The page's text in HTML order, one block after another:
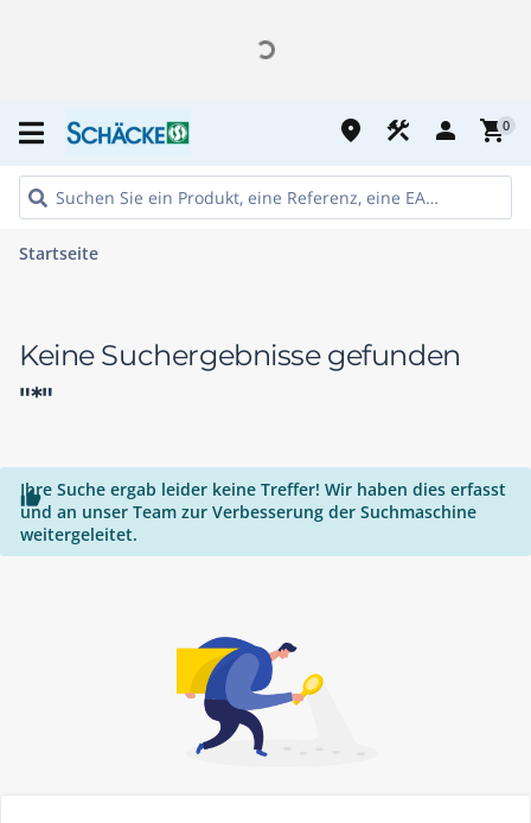
place construction person shopping_cart0
Startseite
Keine Suchergebnisse gefunden
"*"

Ihre Suche ergab leider keine Treffer! Wir haben dies erfasst
und an unser Team zur Verbesserung der Suchmaschine
weitergeleitet.